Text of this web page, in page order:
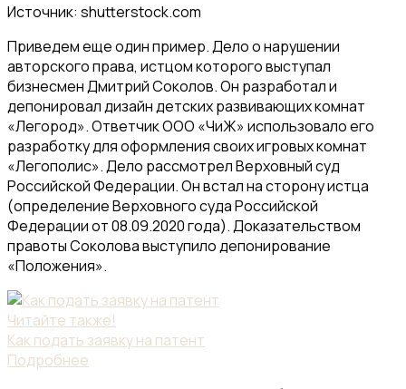
Источник: shutterstock.com
Приведем еще один пример. Дело о нарушении
авторского права, истцом которого выступал
бизнесмен Дмитрий Соколов. Он разработал и
депонировал дизайн детских развивающих комнат
«Легород». Ответчик ООО «ЧиЖ» использовало его
разработку для оформления своих игровых комнат
«Легополис». Дело рассмотрел Верховный суд
Российской Федерации. Он встал на сторону истца
(определение Верховного суда Российской
Федерации от 08.09.2020 года). Доказательством
правоты Соколова выступило депонирование
«Положения».
Читайте также!
Как подать заявку на патент
Подробнее